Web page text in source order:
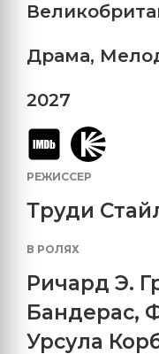
Драма,
2027
РЕЖИССЕР
Труди
В РОЛЯХ
Ричард Э.
Бандерас,
Урсула